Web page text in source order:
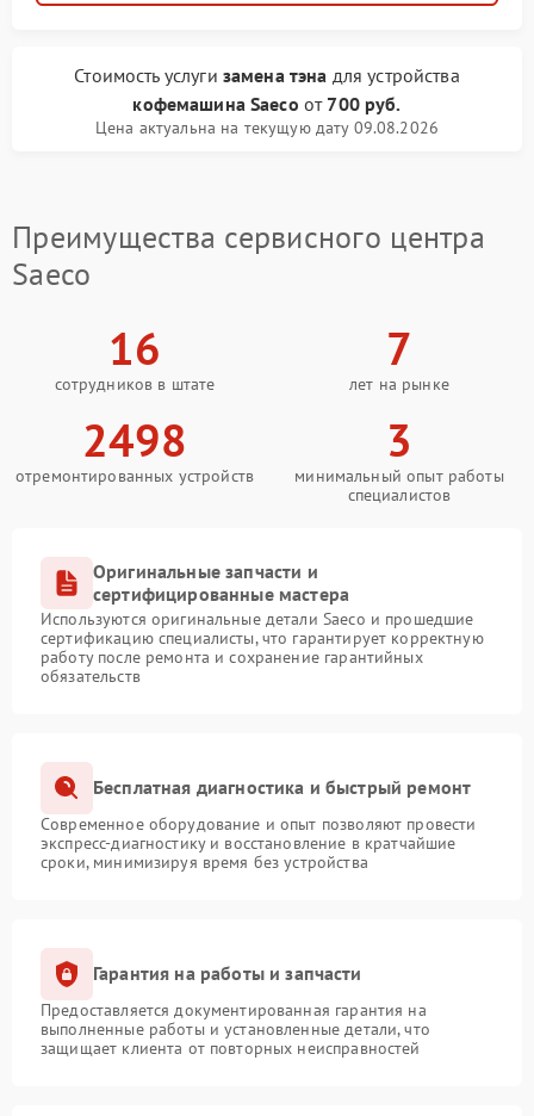
Стоимость услуги замена тэна для устройства
кофемашина Saeco от 700 руб.
Цена актуальна на текущую дату 09.08.2026
Преимущества сервисного центра
Saeco
16
сотрудников в штате
7
лет на рынке
2498
отремонтированных устройств
3
минимальный опыт работы
специалистов
Оригинальные запчасти и
сертифицированные мастера
Используются оригинальные детали Saeco и прошедшие
сертификацию специалисты, что гарантирует корректную
работу после ремонта и сохранение гарантийных
обязательств
Бесплатная диагностика и быстрый ремонт
Современное оборудование и опыт позволяют провести
экспресс-диагностику и восстановление в кратчайшие
сроки, минимизируя время без устройства
Гарантия на работы и запчасти
Предоставляется документированная гарантия на
выполненные работы и установленные детали, что
защищает клиента от повторных неисправностей